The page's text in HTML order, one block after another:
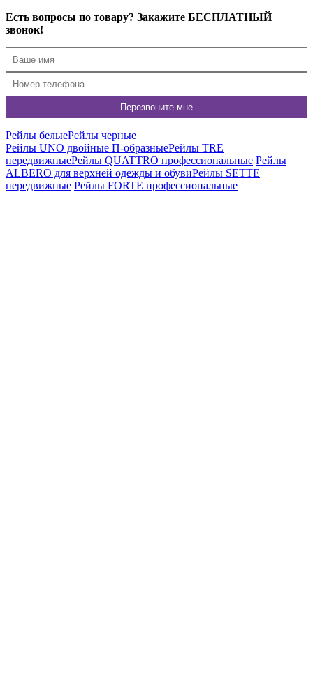
Есть вопросы по товару? Закажите БЕСПЛАТНЫЙ
звонок!
Рейлы белыеРейлы черные
Рейлы UNO двойные П-образныеРейлы TRE
передвижныеРейлы QUATTRO профессиональные Рейлы
ALBERO для верхней одежды и обувиРейлы SETTE
передвижные Рейлы FORTE профессиональные